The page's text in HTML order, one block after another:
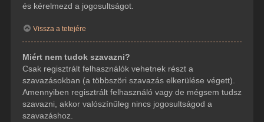
és kérelmezd a jogosultságot.
Vissza a tetejére
Miért nem tudok szavazni?
Csak regisztrált felhasználók vehetnek részt a
szavazásokban (a többszöri szavazás elkerülése végett).
Amennyiben regisztrált felhasználó vagy de mégsem tudsz
szavazni, akkor valószínűleg nincs jogosultságod a
szavazáshoz.